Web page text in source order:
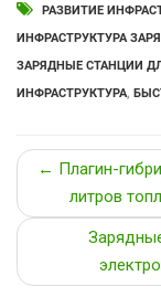
РАЗВИТИЕ
ИНФРАСТРУКТУРА
ЗАРЯДНЫЕ СТАНЦИИ
ИНФРАСТРУКТУРА,
← Плагин-
литров